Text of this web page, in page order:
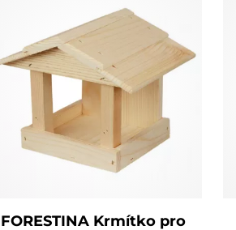
FORESTINA Krmítko pro